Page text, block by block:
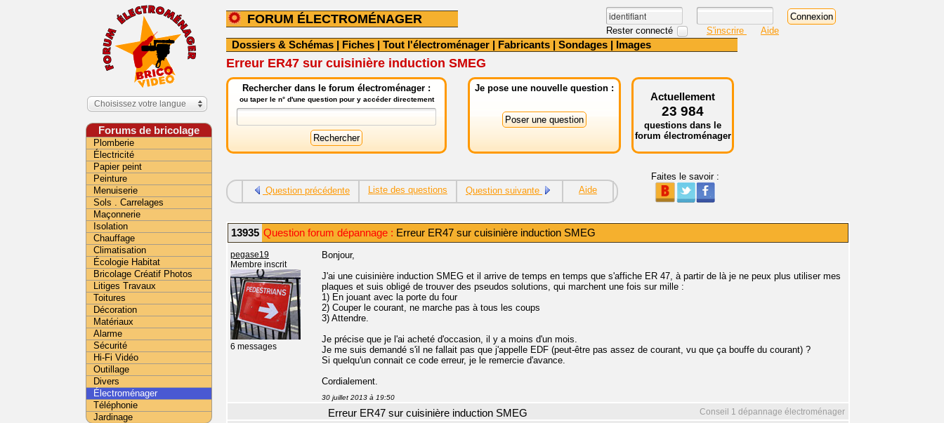
FORUM ÉLECTROMÉNAGER
Rester connecté S'inscrire Aide
Dossiers & Schémas | Fiches | Tout l'électroménager | Fabricants | Sondages | Images
Erreur ER47 sur cuisinière induction SMEG
Rechercher dans le forum électroménager :
ou taper le n° d'une question pour y accéder directement
Je pose une nouvelle question :
Actuellement
23 984
questions dans le
forum électroménager
Question précédente Liste des questions Question suivante Aide
Faites le savoir :
13935 Question forum dépannage : Erreur ER47 sur cuisinière induction SMEG
pegase19
Membre inscrit
6 messages
Bonjour,
J'ai une cuisinière induction SMEG et il arrive de temps en temps que s'affiche ER 47, à partir de là je ne peux plus utiliser mes
plaques et suis obligé de trouver des pseudos solutions, qui marchent une fois sur mille :
1) En jouant avec la porte du four
2) Couper le courant, ne marche pas à tous les coups
3) Attendre.
Je précise que je l'ai acheté d'occasion, il y a moins d'un mois.
Je me suis demandé s'il ne fallait pas que j'appelle EDF (peut-être pas assez de courant, vu que ça bouffe du courant) ?
Si quelqu'un connait ce code erreur, je le remercie d'avance.
Cordialement.
30 juillet 2013 à 19:50
Conseil 1 dépannage électroménager
Erreur ER47 sur cuisinière induction SMEG
Choisissez votre langue
Forums de bricolage
Plomberie
Électricité
Papier peint
Peinture
Menuiserie
Sols . Carrelages
Maçonnerie
Isolation
Chauffage
Climatisation
Écologie Habitat
Bricolage Créatif Photos
Litiges Travaux
Toitures
Décoration
Matériaux
Alarme
Sécurité
Hi-Fi Vidéo
Outillage
Divers
Électroménager
Téléphonie
Jardinage